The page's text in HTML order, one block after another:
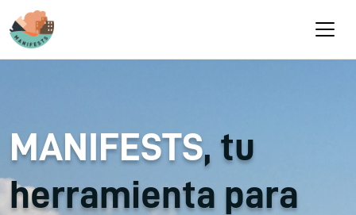
Pasar al contenido principal
MANIFESTS, tu
herramienta para